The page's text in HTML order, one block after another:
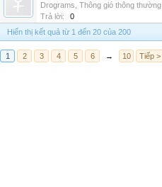
Drograms Thông gió thông thường
Trả lời:
0
Hiển thị kết quả từ 1 đến 20 của 200
1 2 3 4 5 6 → 10 Tiếp >